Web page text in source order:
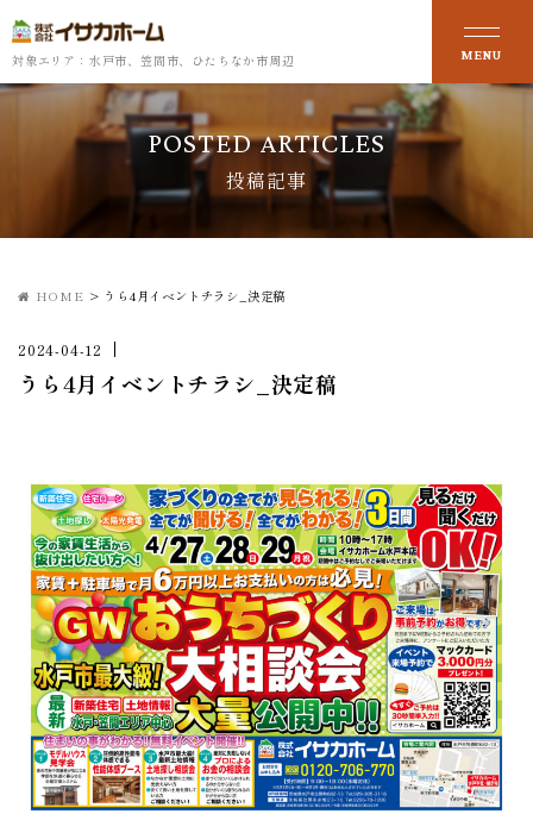
対象エリア：水戸市、笠間市、ひたちなか市周辺
POSTED ARTICLES
投稿記事
HOME > うら4月イベントチラシ_決定稿
2024-04-12
うら4月イベントチラシ_決定稿